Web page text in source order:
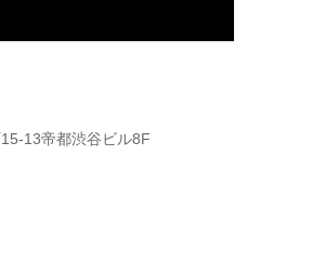
13帝都渋谷ビル8F